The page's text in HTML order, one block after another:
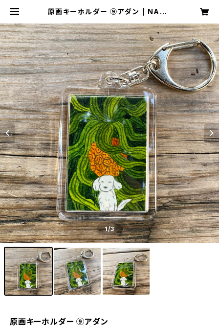
原画キーホルダー ⑨アダン | NAKA
1/3
原画キーホルダー ⑨アダン